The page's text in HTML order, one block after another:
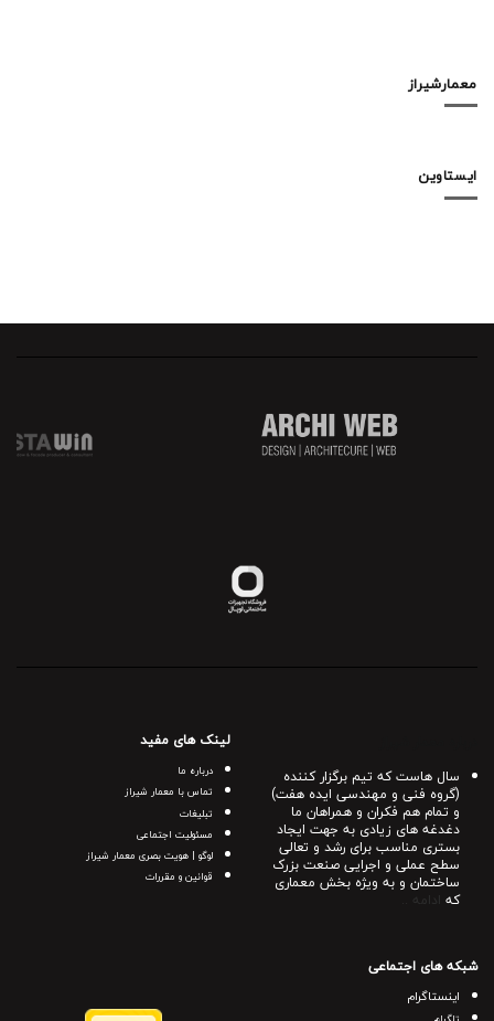
معمارشیراز
ایستاوین
سال هاست که تیم برگزار کننده
(گروه فنی و مهندسی ایده هفت)
و تمام هم فکران و همراهان ما
دغدغه های زیادی به جهت ایجاد
بستری مناسب برای رشد و تعالی
سطح عملی و اجرایی صنعت بزرک
ساختمان و به ویژه بخش معماری
که
لینک های مفید
درباره ما
تماس با معمار شیراز
تبلیغات
مسئولیت اجتماعی
لوگو | هویت بصری معمار شیراز
قوانین و مقررات
شبکه های اجتماعی
اینستاگرام